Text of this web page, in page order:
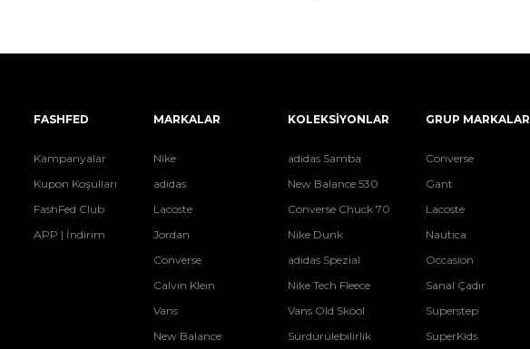
FASHFED
Kampanyalar
Kupon Koşulları
FashFed Club
APP | İndirim
MARKALAR
Nike
adidas
Lacoste
Jordan
Converse
Calvin Klein
Vans
New Balance
KOLEKSİYONLAR
adidas Samba
New Balance 530
Converse Chuck 70
Nike Dunk
adidas Spezial
Nike Tech Fleece
Vans Old Skool
Sürdürülebilirlik
GRUP MARKALAR
Converse
Gant
Lacoste
Nautica
Occasion
Sanal Çadır
Superstep
SuperKids